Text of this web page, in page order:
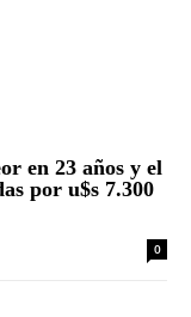
en 23 años y el
por u$s 7.300
0